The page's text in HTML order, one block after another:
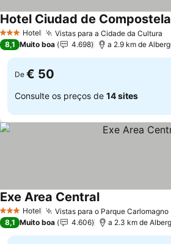
3 EstrelasHotel Vistas para a Cidade da Cultura
Hotel Ciudad de Compostela
8,1 Muito boa 4.698
De € 50
Consulte os preços de 14 sites
3 EstrelasHotel Vistas para o Parque Carlomagno
Exe Area Central
8,1 Muito boa 4.606